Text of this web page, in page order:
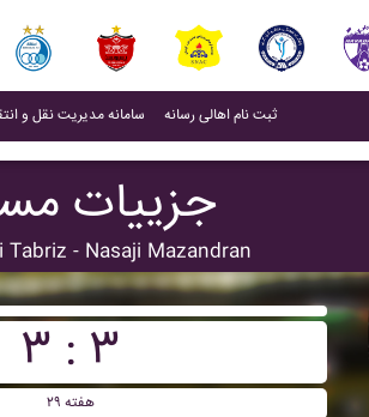
سامانه مدیریت نقل و (current)
ثبت نام اهالی رسانه(current)
جزییات
Tabriz - Nasaji Mazandran
۳ : ۳
هفته ۲۹